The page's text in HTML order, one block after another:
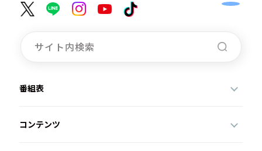
番組表
コンテンツ